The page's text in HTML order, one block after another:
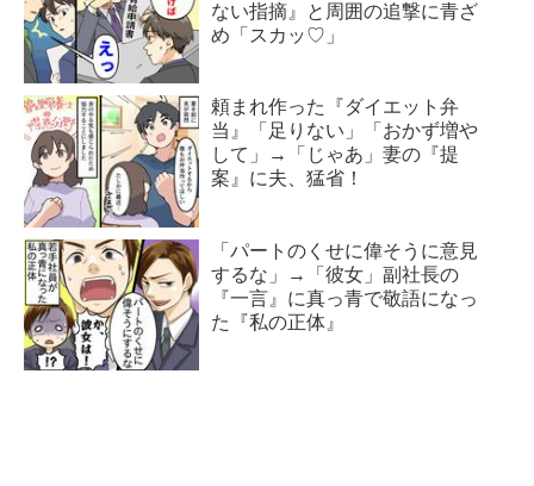
ない指摘』と周囲の追撃に青ざ
め「スカッ♡」
頼まれ作った『ダイエット弁
当』「足りない」「おかず増や
して」→「じゃあ」妻の『提
案』に夫、猛省！
「パートのくせに偉そうに意見
するな」→「彼女」副社長の
『一言』に真っ青で敬語になっ
た『私の正体』